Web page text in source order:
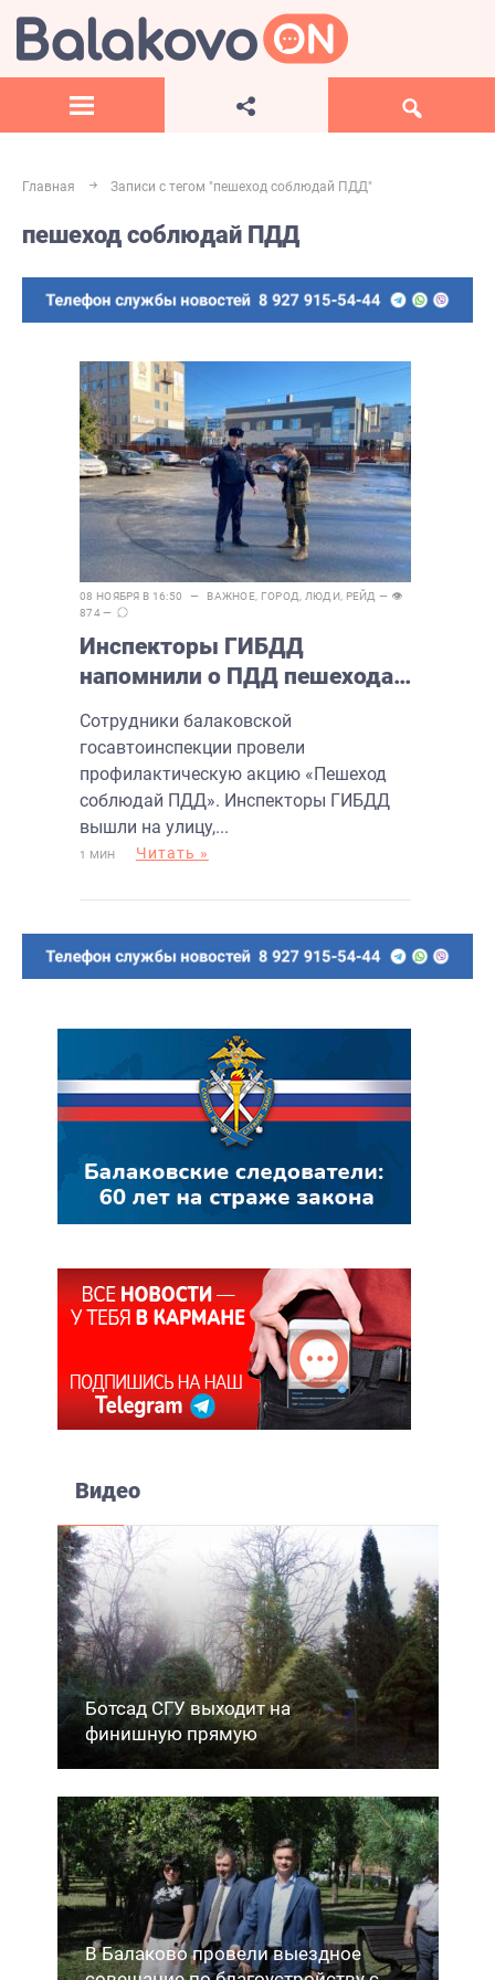
Главная Записи с тегом "пешеход соблюдай ПДД"
пешеход соблюдай ПДД
08 НОЯБРЯ В 16:50 — ВАЖНОЕ ГОРОД ЛЮДИ, РЕЙД — 👁
874 —
Инспекторы ГИБДД
напомнили о ПДД пешеходам
Сотрудники балаковской
госавтоинспекции провели
профилактическую акцию «Пешеход
соблюдай ПДД». Инспекторы ГИБДД
вышли на улицу,...
1 МИН Читать »
Видео
Ботсад СГУ выходит на
финишную прямую
В Балаково провели выездное